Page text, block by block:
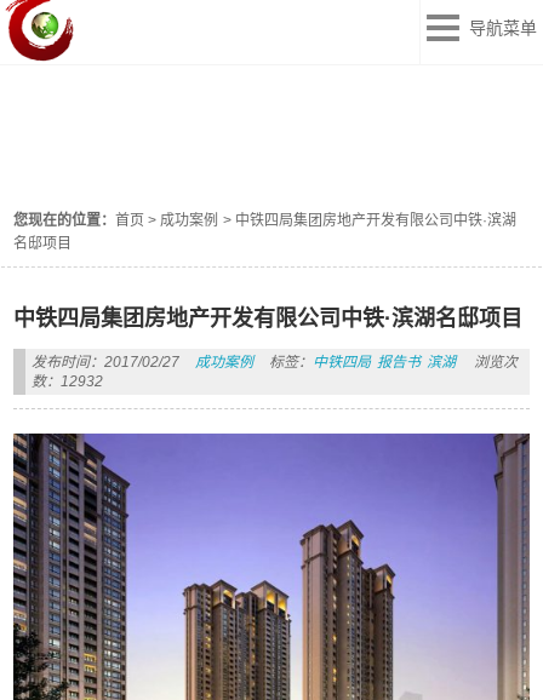
导航菜单
您现在的位置：首页 > 成功案例 > 中铁四局集团房地产开发有限公司中铁·滨湖
名邸项目
中铁四局集团房地产开发有限公司中铁·滨湖名邸项目
发布时间：2017/02/27 成功案例 标签： 中铁四局 报告书 滨湖
浏览次
数：12932